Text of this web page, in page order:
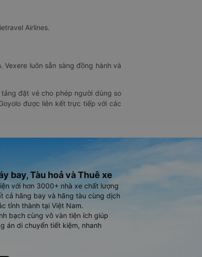
Airlines.
luôn sẵn sàng đồng hành và
đặt vé cho phép người dùng so
được liên kết trực tiếp với các
bay, Tàu hoả và Thuê xe
với hơn 3000+ nhà xe chất lượng
cả hãng bay và hãng tàu cùng dịch
tỉnh thành tại Việt Nam.
bạch cùng vô vàn tiện ích giúp
án di chuyển tiết kiệm, nhanh